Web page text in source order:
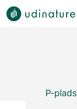
P-plads